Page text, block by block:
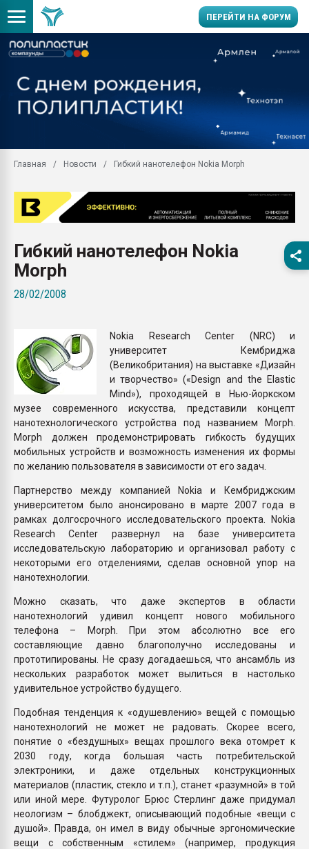
ПЕРЕЙТИ НА ФОРУМ
заводу пластмасс"
Помощь в подборе
Вакуум-формовочные
Подмосковье, Москва
первый план в
бутылок
ПЕРЕЙТИ НА
Главная Новости Гибкий нанотелефон Nokia Morph
Гибкий нанотелефон Nokia
Morph
28/02/2008
Nokia Research Center (NRC) и
университет Кембриджа
(Великобритания) на выставке «Дизайн
и творчество» («Design and the Elastic
Mind»), проходящей в Нью-йоркском
музее современного искусства, представили концепт
нанотехнологи­ческого устройства под названием Morph.
Morph должен продемонстрировать гибкость будущих
мобильных устройств и возможность изменения их формы
по желанию пользователя в зависимости от его задач.
Партнерство между компанией Nokia и Кембриджским
университетом было анонсировано в марте 2007 года в
рамках долгосрочного исследовательского проекта. Nokia
Research Center развернул на базе университета
исследовательскую лабораторию и организовал работу с
некоторыми его отделениями, сделав основной упор на
нанотехнологии.
Можно сказать, что даже экспертов в области
нанотехнологий удивил концепт нового мобильного
телефона – Morph. При этом абсолютно все его
составляющие давно благополучно исследованы и
прототипированы. Не сразу догадаешься, что ансамбль из
нескольких разработок может вылиться в настолько
удивительное устройство будущего.
Подобная тенденция к «одушевлению» вещей с помощью
нанотехнологий не может не радовать. Скорее всего,
понятие о «бездушных» вещах прошлого века отомрет к
2030 году, когда большая часть потребительской
электроники, и даже отдельных конструкционных
материалов (пластик, стекло и т.п.), станет «разумной» в той
или иной мере. Футуролог Брюс Стерлинг даже придумал
неологизм – блобджект, описывающий подобные «вещи с
душой». Правда, он имел в виду обычные эргономические
вещи с собственным «стилем» (например, продукция